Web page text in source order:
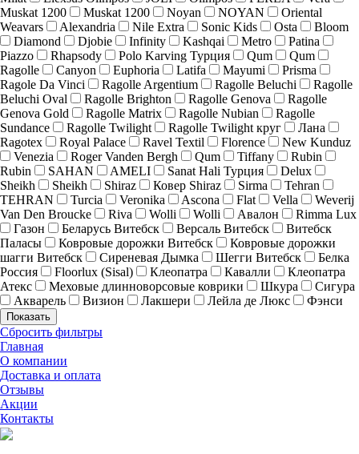
Muskat 1200
Muskat 1200 Noyan NOYAN
Oriental
Weavars
Alexandria Nile Extra Sonic Kids Osta
Bloom
Diamond
Djobie Infinity Kashqai Metro
Patina
Piazzo
Rhapsody Polo Karving Турция Qum
Qum
Ragolle
Canyon Euphoria Latifa Mayumi
Prisma
Ragole Da Vinci
Ragolle Argentium Ragolle Beluchi
Ragolle
Beluchi Oval
Ragolle Brighton Ragolle Genova
Ragolle
Genova Gold
Ragolle Matrix Ragolle Nubian
Ragolle
Sundance
Ragolle Twilight Ragolle Twilight круг
Лана
Ragotex
Royal Palace Ravel Textil Florence
New Kunduz
Venezia
Roger Vanden Bergh Qum Tiffany
Rubin
Rubin
SAHAN AMELI Sanat Hali Турция
Delux
Sheikh
Sheikh Shiraz Ковер Shiraz Sirma
Tehran
TEHRAN
Turcia Veronika Ascona Flat Vella
Weverij
Van Den Broucke
Riva Wolli Wolli Авалон
Rimma Lux
Газон
Беларусь Витебск Версаль Витебск
Витебск
Паласы
Ковровые дорожки Витебск
Ковровые дорожки
шагги Витебск
Сиреневая Дымка Шегги Витебск
Белка
Россия
Floorlux (Sisal) Клеопатра Кавалли
Клеопатра
Атекс
Меховые длинноворсовые коврики Шкура
Сигура
Акварель
Визион Лакшери Лейла де Люкс Фэнси
Показать
Сбросить фильтры
Главная
О компании
Доставка и оплата
Отзывы
Акции
Контакты